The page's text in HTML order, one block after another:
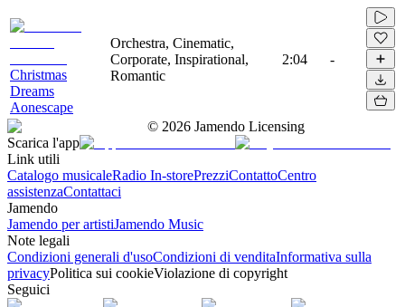
Christmas
Dreams
Aonescape
Orchestra, Cinematic,
Corporate, Inspirational,
Romantic
2:04 -
© 2026 Jamendo Licensing
Scarica l'app
Link utili
Catalogo musicaleRadio In-storePrezziContattoCentro
assistenzaContattaci
Jamendo
Jamendo per artistiJamendo Music
Note legali
Condizioni generali d'usoCondizioni di venditaInformativa sulla
privacyPolitica sui cookieViolazione di copyright
Seguici